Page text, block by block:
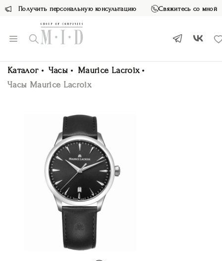
Получить персональную консультацию Свяжитесь со мной
Каталог Часы
Maurice Lacroix
Часы Maurice Lacroix